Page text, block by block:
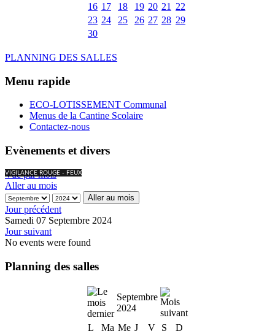
16 17 18 19 20 21
22
23 24 25 26 27 28 29
30
PLANNING DES SALLES
Menu rapide
ECO-LOTISSEMENT Communal
Menus de la Cantine Scolaire
Contactez-nous
Evènements et divers
VIGILANCE ROUGE - FEUX
Vue par mois
Aller au mois
Aller au mois
Jour précédent
Samedi 07 Septembre 2024
Jour suivant
No events were found
Planning des salles
Septembre
2024
L
Ma Me J V S
D